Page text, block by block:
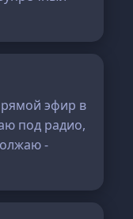
эфир в
под радио,
-